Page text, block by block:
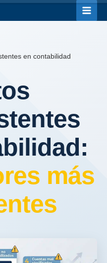
en contabilidad
más